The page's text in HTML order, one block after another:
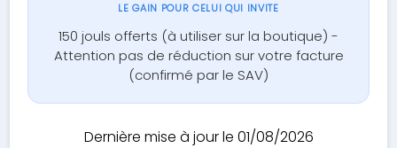
LE GAIN POUR CELUI QUI INVITE
150 jouls offerts (à utiliser sur la boutique) -
Attention pas de réduction sur votre facture
(confirmé par le SAV)
Dernière mise à jour le 01/08/2026